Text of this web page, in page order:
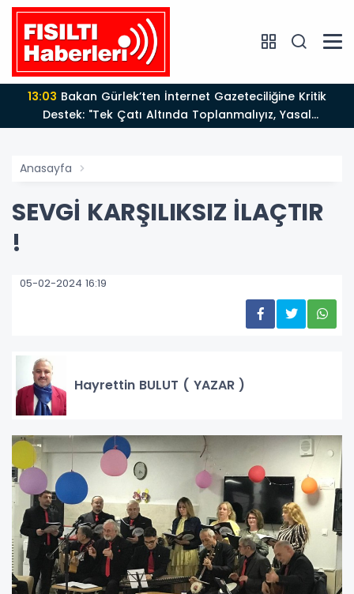
13:03
Destek: "Tek Çatı Altında Toplanmalıyız, Yasal
Düzenlemeye Hazırız"
Anasayfa
SEVGİ KARŞILIKSIZ İLAÇTIR
!
05-02-2024 16:19
Hayrettin BULUT ( YAZAR )